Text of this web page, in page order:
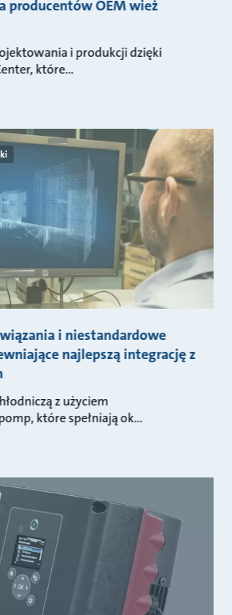
producentów OEM wież
i produkcji dzięki
które
i niestandardowe
najlepszą integrację z
z użyciem
które spełniają ok